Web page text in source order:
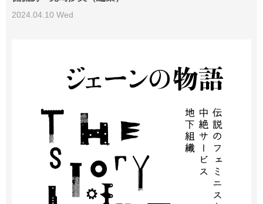
2024.04.10 Wed